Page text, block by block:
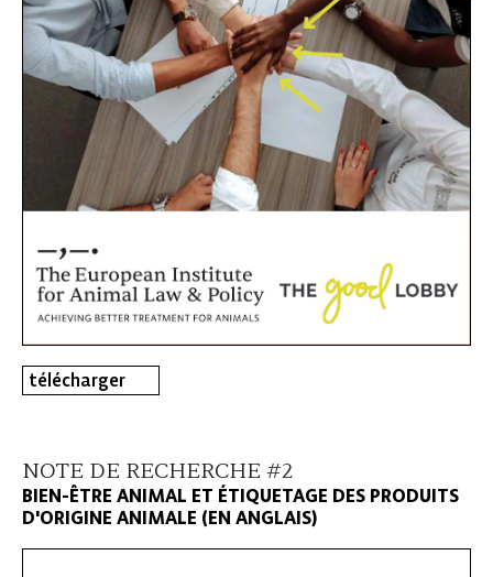
télécharger
NOTE DE RECHERCHE #2
BIEN-ÊTRE ANIMAL ET ÉTIQUETAGE DES PRODUITS
D'ORIGINE ANIMALE (EN ANGLAIS)